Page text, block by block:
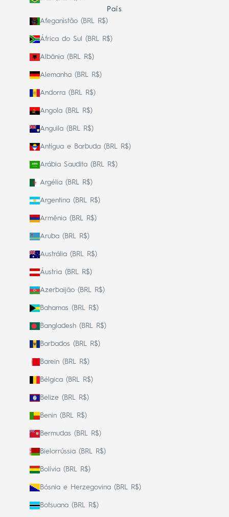
País
Afeganistão (BRL R$)
África do Sul (BRL R$)
Albânia (BRL R$)
Alemanha (BRL R$)
Andorra (BRL R$)
Angola (BRL R$)
Anguila (BRL R$)
Antígua e Barbuda (BRL R$)
Arábia Saudita (BRL R$)
Argélia (BRL R$)
Argentina (BRL R$)
Armênia (BRL R$)
Aruba (BRL R$)
Austrália (BRL R$)
Áustria (BRL R$)
Azerbaijão (BRL R$)
Bahamas (BRL R$)
Bangladesh (BRL R$)
Barbados (BRL R$)
Barein (BRL R$)
Bélgica (BRL R$)
Belize (BRL R$)
Benin (BRL R$)
Bermudas (BRL R$)
Bielorrússia (BRL R$)
Bolívia (BRL R$)
Bósnia e Herzegovina (BRL R$)
Botsuana (BRL R$)